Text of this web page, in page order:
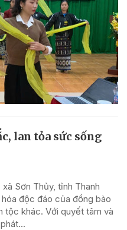
lan tỏa sức sống
Sơn Thủy, tỉnh Thanh
độc đáo của đồng bào
tộc khác. Với quyết tâm và